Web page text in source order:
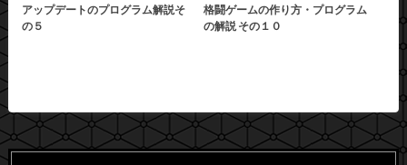
アップデートのプログラム解説そ
の５
格闘ゲームの作り方・プログラム
の解説 その１０